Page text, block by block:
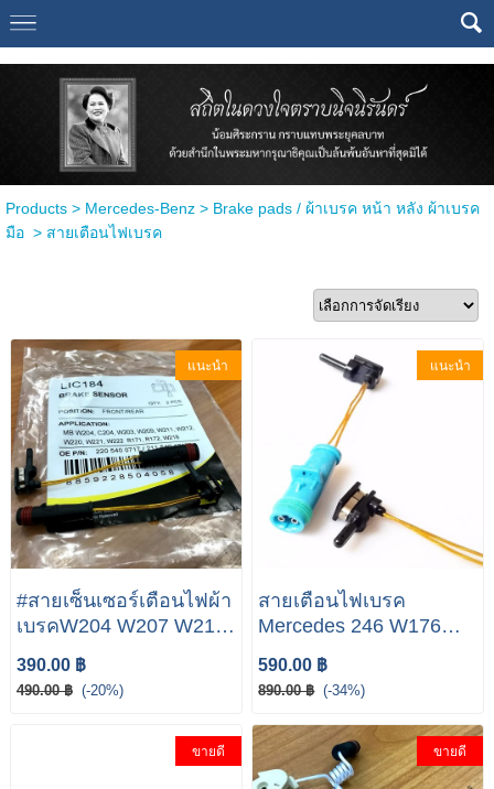
Products> Mercedes-Benz> Brake pads / ผ้าเบรค หน้า หลัง ผ้าเบรค
มือ > สายเตือนไฟเบรค
แนะนำ
#สายเซ็นเซอร์เตือนไฟผ้า
เบรคW204 W207 W212
#สายเตือนไฟผ้าเบรค
#Mercedes-Benz
390.00 ฿
490.00 ฿ (-20%)
แนะนำ
สายเตือนไฟเบรค
Mercedes 246 W176
C117 X156 W205 S205
W245 Front & Rear
Brake Pad Wear
590.00 ฿
890.00 ฿ (-34%)
ขายดี ขายดี